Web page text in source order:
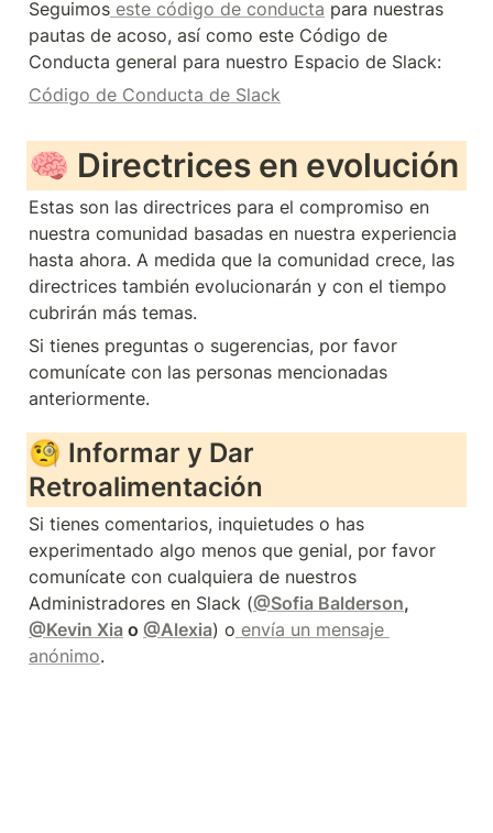
Seguimos este código de conducta para nuestras
pautas de acoso, así como este Código de
Conducta general para nuestro Espacio de Slack:
Código de Conducta de Slack
🧠 Directrices en evolución
Estas son las directrices para el compromiso en
nuestra comunidad basadas en nuestra experiencia
hasta ahora. A medida que la comunidad crece, las
directrices también evolucionarán y con el tiempo
cubrirán más temas.
Si tienes preguntas o sugerencias, por favor
comunícate con las personas mencionadas
anteriormente.
🧐 Informar y Dar
Retroalimentación
Si tienes comentarios, inquietudes o has
experimentado algo menos que genial, por favor
comunícate con cualquiera de nuestros
Administradores en Slack (@Sofia Balderson
@Kevin Xia o @Alexia) o envía un mensaje
anónimo.